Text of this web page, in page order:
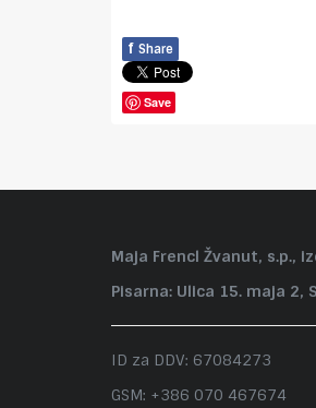
f Share
Save
Maja Frencl Žvanut, s.p.,
Pisarna: Ulica 15. maja 2,
ID za DDV: 67084273
GSM: +386 070 467674